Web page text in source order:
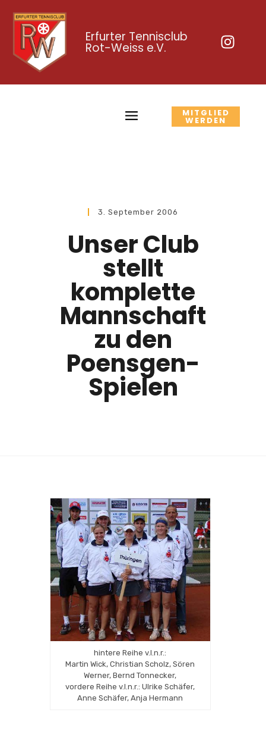
Erfurter Tennisclub
Rot-Weiss e.V.
MITGLIED
WERDEN
3. September 2006
Unser Club
stellt
komplette
Mannschaft
zu den
Poensgen-
Spielen
hintere Reihe v.l.n.r.:
Martin Wick, Christian Scholz, Sören
Werner, Bernd Tonnecker,
vordere Reihe v.l.n.r.: Ulrike Schäfer,
Anne Schäfer, Anja Hermann